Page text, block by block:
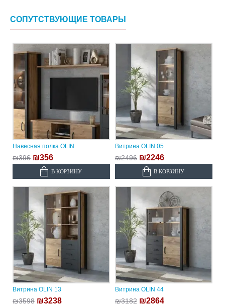
СОПУТСТВУЮЩИЕ ТОВАРЫ
Навесная полка OLIN
₪396 ₪356
В КОРЗИНУ
Витрина OLIN 05
₪2496 ₪2246
В КОРЗИНУ
Витрина OLIN 13
₪3598 ₪3238
Витрина OLIN 44
₪3182 ₪2864